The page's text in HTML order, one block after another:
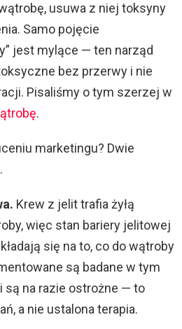
usuwa z niej toksyny
Samo pojęcie
jest mylące — ten narząd
bez przerwy i nie
Pisaliśmy o tym szerzej w
.
marketingu? Dwie
Krew z jelit trafia żyłą
więc stan bariery jelitowej
się na to, co do wątroby
są badane w tym
są na razie ostrożne — to
a nie ustalona terapia.